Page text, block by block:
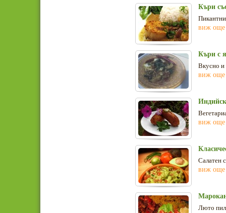
Къри
виж още
Къри с
Вкусно и
виж още
виж още
Салатен
виж още
Люто